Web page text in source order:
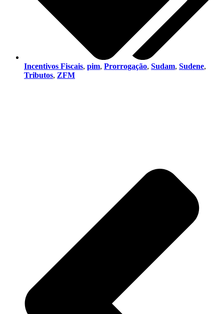
Incentivos Fiscais, pim, Prorrogação, Sudam, Sudene,
Tributos, ZFM